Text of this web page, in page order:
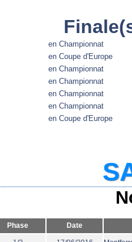
en Championnat
en Coupe d'Europe
en Championnat
en Championnat
en Championnat
en Championnat
en Coupe d'Europe
Phase Date